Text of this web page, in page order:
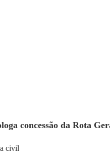
concessão da Rota